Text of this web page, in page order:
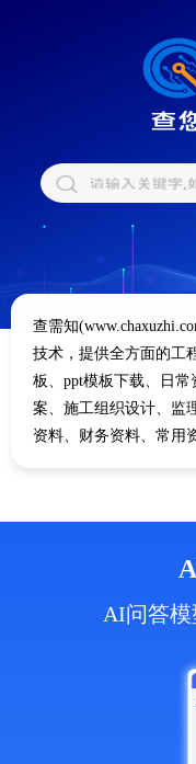
查需知
技术，提供全方面的工
板、ppt模板下载、日
案、施工组织设计、监
资料、财务资料、常用
AI问答